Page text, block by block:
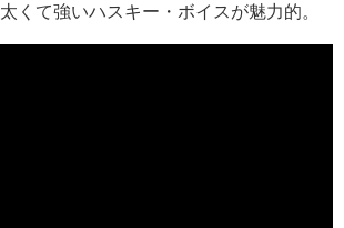
太くて強いハスキー・ボイスが魅力的。